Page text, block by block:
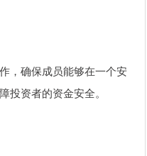
，确保成员能够在一个安
资者的资金安全。